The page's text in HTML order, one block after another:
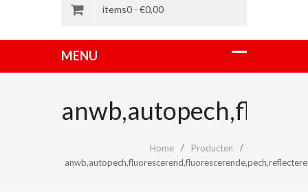
items0 - €0,00
Home
Producten